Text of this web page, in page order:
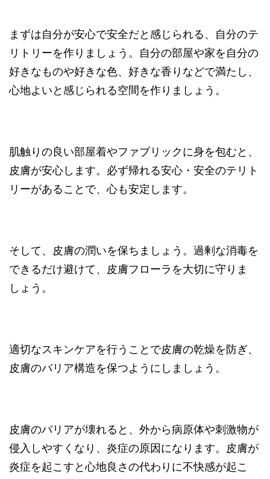
まずは自分が安心で安全だと感じられる、自分のテ
リトリーを作りましょう。自分の部屋や家を自分の
好きなものや好きな色、好きな香りなどで満たし、
心地よいと感じられる空間を作りましょう。
肌触りの良い部屋着やファブリックに身を包むと、
皮膚が安心します。必ず帰れる安心・安全のテリト
リーがあることで、心も安定します。
そして、皮膚の潤いを保ちましょう。過剰な消毒を
できるだけ避けて、皮膚フローラを大切に守りま
しょう。
適切なスキンケアを行うことで皮膚の乾燥を防ぎ、
皮膚のバリア構造を保つようにしましょう。
皮膚のバリアが壊れると、外から病原体や刺激物が
侵入しやすくなり、炎症の原因になります。皮膚が
炎症を起こすと心地良さの代わりに不快感が起こ